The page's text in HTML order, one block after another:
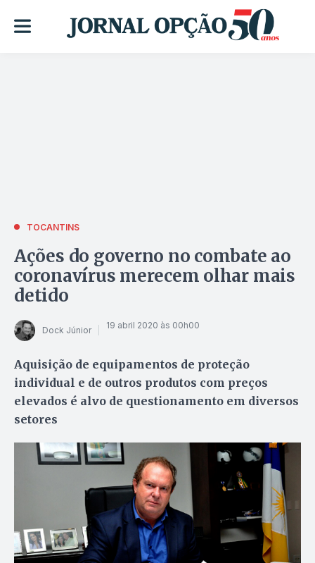
TOCANTINS
Ações do governo no combate ao
coronavírus merecem olhar mais
detido
Dock Júnior 19 abril 2020 às 00h00
Aquisição de equipamentos de proteção
individual e de outros produtos com preços
elevados é alvo de questionamento em diversos
setores